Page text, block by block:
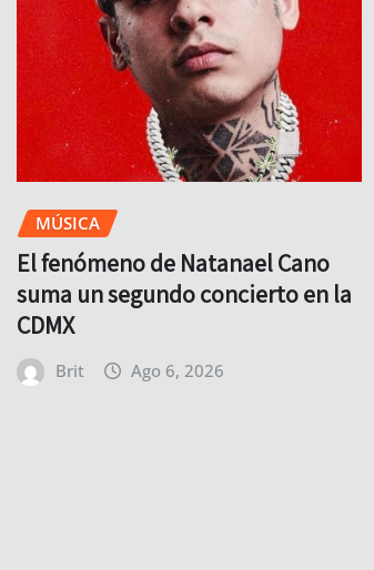
MÚSICA
El fenómeno de Natanael Cano
suma un segundo concierto en la
CDMX
Brit Ago 6, 2026